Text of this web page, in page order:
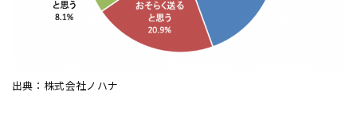
出典：株式会社ノハナ